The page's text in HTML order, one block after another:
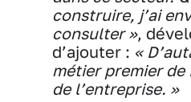
construire, j’ai
consulter »,
d’ajouter : «
métier premier
de l’entreprise. »